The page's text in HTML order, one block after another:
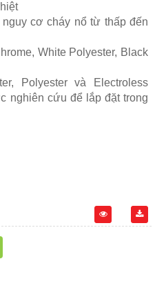
cơ cháy nổ từ thấp đến
White Polyester, Black
Polyester và Electroless
nghiên cứu để lắp đặt trong